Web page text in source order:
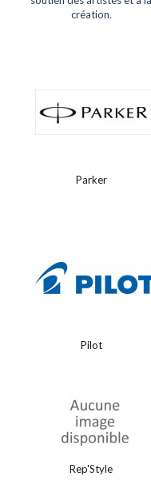
création.
Parker
Pilot
Rep'Style